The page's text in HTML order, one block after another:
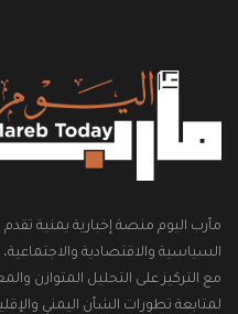
مأرب اليوم منصة إخبارية يمنية
السياسية والاقتصادية
مع التركيز على التحليل المتوازن
لمتابعة تطورات الشأن اليمني